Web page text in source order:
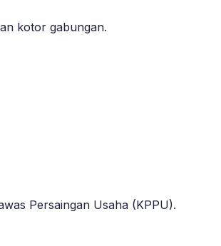
kotor gabungan.
Persaingan Usaha (KPPU).